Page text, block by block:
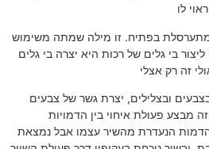
לו
בפתיח. זו מילה שמתה משימוש
בי גלים של רכות היא יצרה בי גלים
זה רק אצלי
ובצלילים, יצרת גשר של צבעים
מבצע פעולת איחוי בין הדמויות
הדמות הנעדרת מהשיר עצמו אבל נמצאת